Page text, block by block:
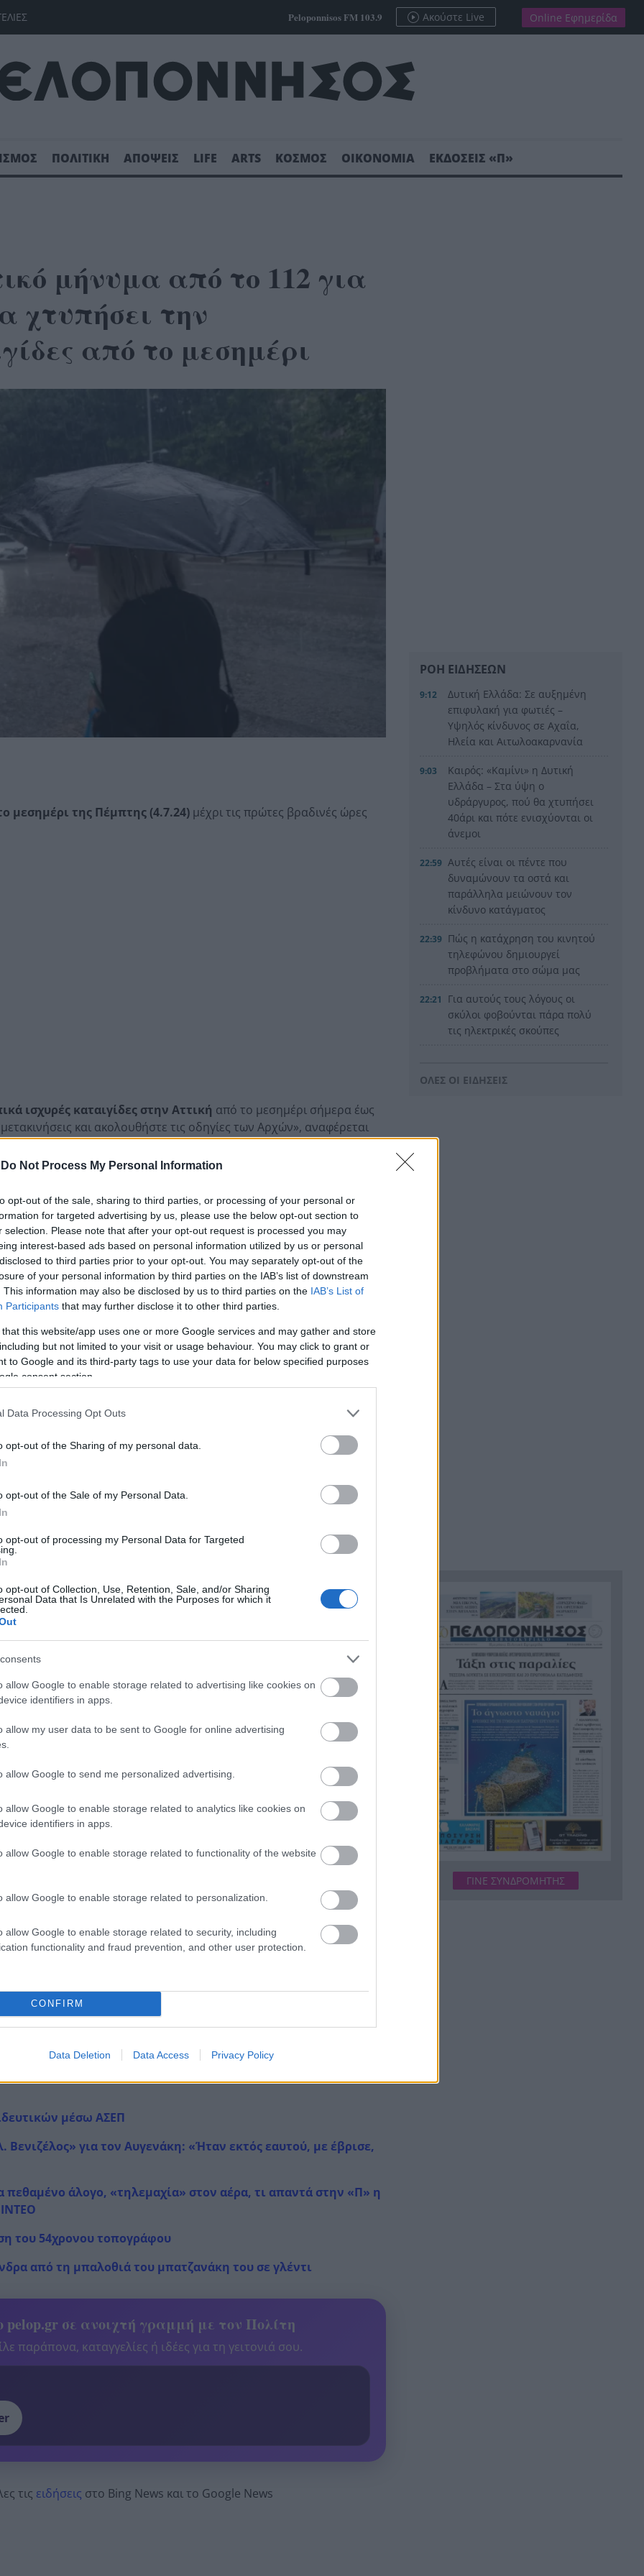
Do Not Process My Personal Information
opt-out of the sale, sharing to third parties, or processing of your personal or
for targeted advertising by us, please use the below opt-out section to
selection. Please note that after your opt-out request is processed you may
interest-based ads based on personal information utilized by us or personal
to third parties prior to your opt-out. You may separately opt-out of the
of your personal information by third parties on the IAB’s list of downstream
This information may also be disclosed by us to third parties on the IAB’s List of
Participants that may further disclose it to other third parties.
that this website/app uses one or more Google services and may gather and store
but not limited to your visit or usage behaviour. You may click to grant or
to Google and its third-party tags to use your data for below specified purposes
consent section.
Data Processing Opt Outs
opt-out of the Sharing of my personal data.
opt-out of the Sale of my Personal Data.
opt-out of processing my Personal Data for Targeted
opt-out of Collection, Use, Retention, Sale, and/or Sharing
Data that Is Unrelated with the Purposes for which it
allow Google to enable storage related to advertising like cookies on
identifiers in apps.
allow my user data to be sent to Google for online advertising
allow Google to send me personalized advertising.
allow Google to enable storage related to analytics like cookies on
identifiers in apps.
allow Google to enable storage related to functionality of the website
allow Google to enable storage related to personalization.
allow Google to enable storage related to security, including
functionality and fraud prevention, and other user protection.
CONFIRM
Data Deletion Data Access Privacy Policy
Peloponnisos FM 103.9 Ακούστε Live Online Εφημερίδα
ΠΟΛΙΤΙΚΗ ΑΠΟΨΕΙΣ LIFE ARTS ΚΟΣΜΟΣ ΟΙΚΟΝΟΜΙΑ ΕΚΔΟΣΕΙΣ «Π»
μήνυμα από το 112 για
χτυπήσει την
από το μεσημέρι
μεσημέρι της Πέμπτης (4.7.24) μέχρι τις πρώτες βραδινές ώρες
ισχυρές καταιγίδες στην Αττική από το μεσημέρι σήμερα έως
και ακολουθήστε τις οδηγίες των Αρχών», αναφέρεται
καταιγίδες στην ανατολική Μακεδονία και περιοχές της
– Χαλκιδικής)
ώρες.
πρωινές έως τις απαγευματινές ώρες. Και στην κεντρική και
Αττικής),
μέσω ΑΣΕΠ
Βενιζέλος» για τον Αυγενάκη: «Ήταν εκτός εαυτού, με έβρισε,
πεθαμένο άλογο, «τηλεμαχία» στον αέρα, τι απαντά στην «Π» η
του 54χρονου τοπογράφου
από τη μπαλοθιά του μπατζανάκη του σε γλέντι
pelop.gr σε ανοιχτή γραμμή με τον Πολίτη
παράπονα, καταγγελίες ή ιδέες για τη γειτονιά σου.
τις ειδήσεις στο Bing News και το Google News
ΡΟΗ ΕΙΔΗΣΕΩΝ
9:12
Δυτική Ελλάδα: Σε αυξημένη
επιφυλακή για φωτιές –
Υψηλός κίνδυνος σε Αχαΐα,
Ηλεία και Αιτωλοακαρνανία
9:03
Καιρός: «Καμίνι» η Δυτική
Ελλάδα – Στα ύψη ο
υδράργυρος, πού θα χτυπήσει
40άρι και πότε ενισχύονται οι
άνεμοι
22:59 Αυτές είναι οι πέντε που
δυναμώνουν τα οστά και
παράλληλα μειώνουν τον
κίνδυνο κατάγματος
22:39 Πώς η κατάχρηση του κινητού
τηλεφώνου δημιουργεί
προβλήματα στο σώμα μας
22:21
Για αυτούς τους λόγους οι
σκύλοι φοβούνται πάρα πολύ
τις ηλεκτρικές σκούπες
Κρήτη από πέντε νεαρούς
Χαμάς: Παραμένει έτοιμη να
εφαρμόσει το ειρηνευτικό
σχέδιο των ΗΠΑ για τη Γάζα
20:24 Φιστίκια: 6 οφέλη για καρδιά,
έντερο και σάκχαρο – Τι
20:12 «Ας αναπαυτεί εν ειρήνη»,
Ρεάλ, Μπαρτσελόνα και
Ομοσπονδία Αργεντινής για
τον χαμό του πατέρα του Μέσι
20:00
Οι πνιγμοί είναι συνήθως
«βουβοί»: Η διασώστρια
Δήμητρα Παναγιωτοπούλου
για τις εμπειρίες και το
απαιτητικό της επάγγελμα
«Λένε προδότες και
πληρωμένους όσους
ΟΛΕΣ ΟΙ ΕΙΔΗΣΕΙΣ
ΓΙΝΕ ΣΥΝΔΡΟΜΗΤΗΣ